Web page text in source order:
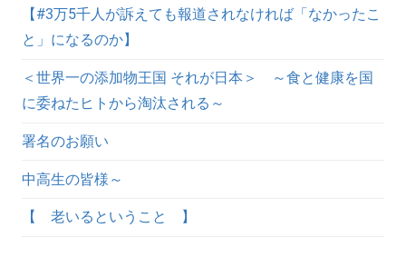
【#3万5千人が訴えても報道されなければ「なかったこ
と」になるのか】
＜世界一の添加物王国 それが日本＞ ～食と健康を国
に委ねたヒトから淘汰される～
署名のお願い
中高生の皆様～
【 老いるということ 】